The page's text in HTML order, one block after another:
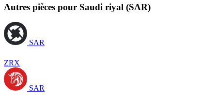
Autres pièces pour Saudi riyal (SAR)
SAR
ZRX
SAR